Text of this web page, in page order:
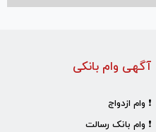
آگهی وام بانکی
❗ وام ازدواج
❗ وام بانک رسالت